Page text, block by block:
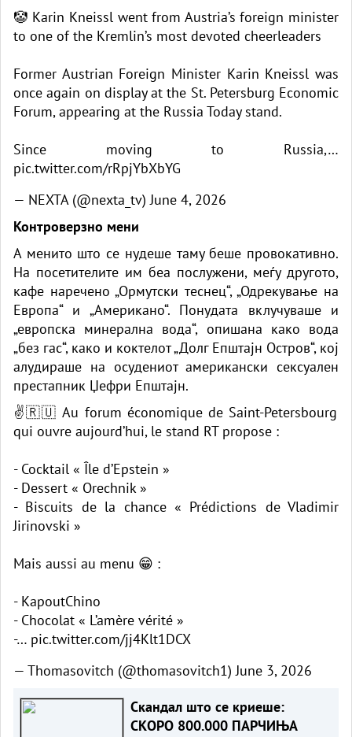
🤡 Karin Kneissl went from Austria’s foreign minister
to one of the Kremlin’s most devoted сheerleaders
Former Austrian Foreign Minister Karin Kneissl was
once again on display at the St. Petersburg Economic
Forum, appearing at the Russia Today stand.
Since moving to Russia,…
pic.twitter.com/rRpjYbXbYG
— NEXTA (@nexta_tv) June 4, 2026
Контроверзно мени
А менито што се нудеше таму беше провокативно.
На посетителите им беа послужени, меѓу другото,
кафе наречено „Ормутски теснец“, „Одрекување на
Европа“ и „Американо“. Понудата вклучуваше и
„европска минерална вода“, опишана како вода
„без гас“, како и коктелот „Долг Епштајн Остров“, кој
алудираше на осудениот американски сексуален
престапник Џефри Епштајн.
✌️🇷🇺 Au forum économique de Saint-Petersbourg
qui ouvre aujourd’hui, le stand RT propose :
- Cocktail « Île d’Epstein »
- Dessert « Orechnik »
- Biscuits de la chance « Prédictions de Vladimir
Jirinovski »
Mais aussi au menu 😁 :
- KapoutChino
- Chocolat « L’amère vérité »
-… pic.twitter.com/jj4Klt1DCX
— Thomasovitch (@thomasovitch1) June 3, 2026
Скандал што се криеше:
СКОРО 800.000 ПАРЧИЊА